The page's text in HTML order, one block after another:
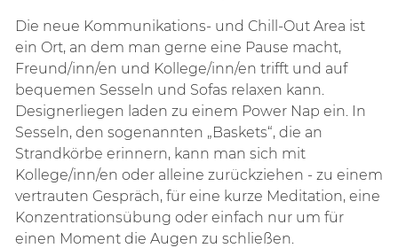
Die neue Kommunikations- und Chill-Out Area ist
ein Ort, an dem man gerne eine Pause macht,
Freund/inn/en und Kollege/inn/en trifft und auf
bequemen Sesseln und Sofas relaxen kann.
Designerliegen laden zu einem Power Nap ein. In
Sesseln, den sogenannten „Baskets“, die an
Strandkörbe erinnern, kann man sich mit
Kollege/inn/en oder alleine zurückziehen - zu einem
vertrauten Gespräch, für eine kurze Meditation, eine
Konzentrationsübung oder einfach nur um für
einen Moment die Augen zu schließen.